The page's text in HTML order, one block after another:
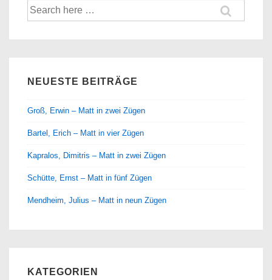
Suche
nach:
NEUESTE BEITRÄGE
Groß, Erwin – Matt in zwei Zügen
Bartel, Erich – Matt in vier Zügen
Kapralos, Dimitris – Matt in zwei Zügen
Schütte, Ernst – Matt in fünf Zügen
Mendheim, Julius – Matt in neun Zügen
KATEGORIEN